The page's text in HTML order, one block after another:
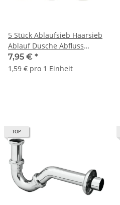
5 Stück Ablaufsieb Haarsieb
Ablauf Dusche Abfluss
Kunststoff Ø 70 mm weiß
7,95 € *
1,59 € pro 1 Einheit
TOP